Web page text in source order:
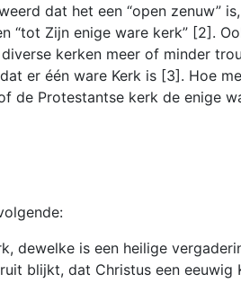
dat het een “open zenuw”
Zijn enige ware kerk” [2].
kerken meer of minder
er één ware Kerk is [3]. Hoe
Protestantse kerk de enige
dewelke is een heilige
blijkt, dat Christus een eeuwig